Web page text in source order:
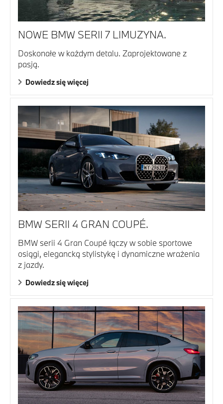
NOWE BMW SERII 7 LIMUZYNA.
Doskonałe w każdym detalu. Zaprojektowane z
pasją.
Dowiedz się więcej
BMW SERII 4 GRAN COUPÉ.
BMW serii 4 Gran Coupé łączy w sobie sportowe
osiągi, elegancką stylistykę i dynamiczne wrażenia
z jazdy.
Dowiedz się więcej